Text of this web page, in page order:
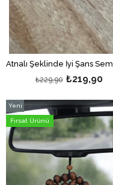
₺219,90
₺229,90
Yeni
Ürün
Fırsat Ürünü